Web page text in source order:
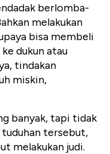
berlomba-
melakukan
bisa membeli
dukun atau
tindakan
miskin,
banyak, tapi tidak
tersebut,
melakukan judi.